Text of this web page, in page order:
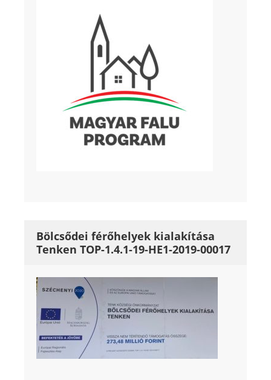
Bölcsődei férőhelyek kialakítása
Tenken TOP-1.4.1-19-HE1-2019-00017